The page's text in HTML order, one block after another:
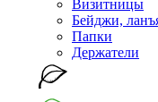
Визитницы
Бейджи,
Папки
Держатели